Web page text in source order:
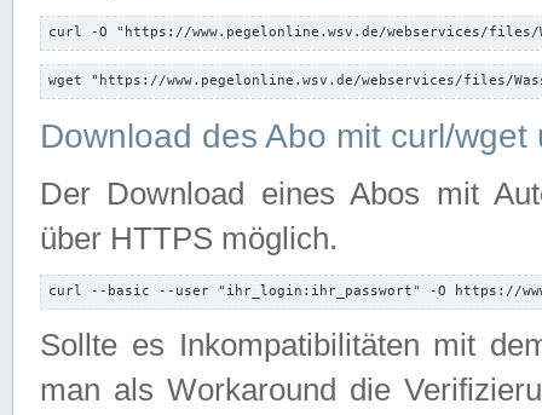
curl -O "https://www.pegelonline.wsv.de/webservices/files/
wget "https://www.pegelonline.wsv.de/webservices/files/
Download des Abo mit curl/
Der Download eines Abos mit
über HTTPS möglich.
curl --basic --user "ihr_login:ihr_passwort" -O https://
Sollte es Inkompatibilitäten mit
man als Workaround die